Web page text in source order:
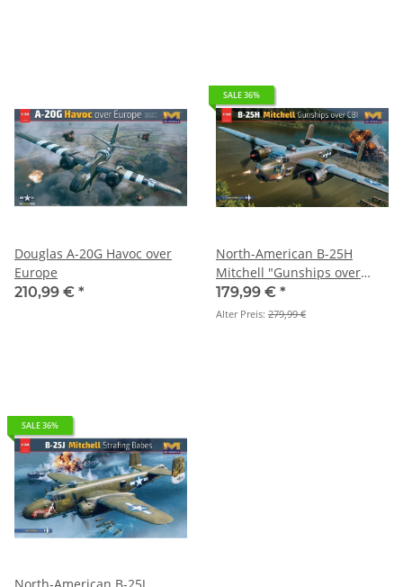
Douglas A-20G Havoc over
Europe
210,99 € *
SALE 36%
North-American B-25H
Mitchell "Gunships over
CBI"
179,99 € *
Alter Preis: 279,99 €
SALE 36%